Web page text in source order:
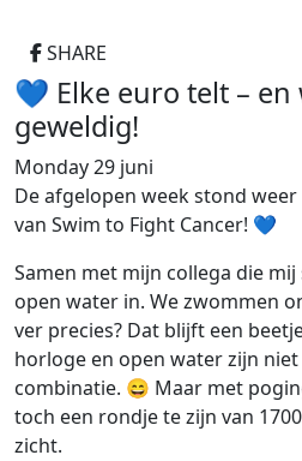
SHARE
💙 Elke euro telt –
geweldig!
Monday 29 juni
De afgelopen week stond
van Swim to Fight Cancer! 💙
Samen met mijn collega die
open water in. We zwommen
ver precies? Dat blijft een
horloge en open water zijn
combinatie. 😄 Maar met
toch een rondje te zijn van
zicht.